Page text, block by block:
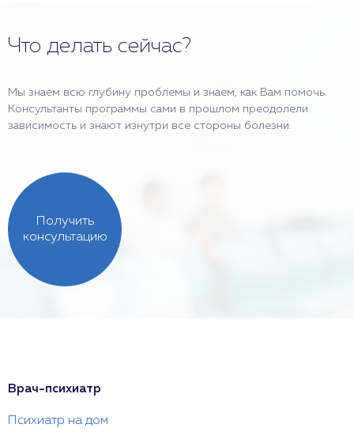
Что делать сейчас?
Мы знаем всю глубину проблемы и знаем, как Вам помочь.
Консультанты программы сами в прошлом преодолели
зависимость и знают изнутри все стороны болезни.
Получить
консультацию
Врач-психиатр
Психиатр на дом